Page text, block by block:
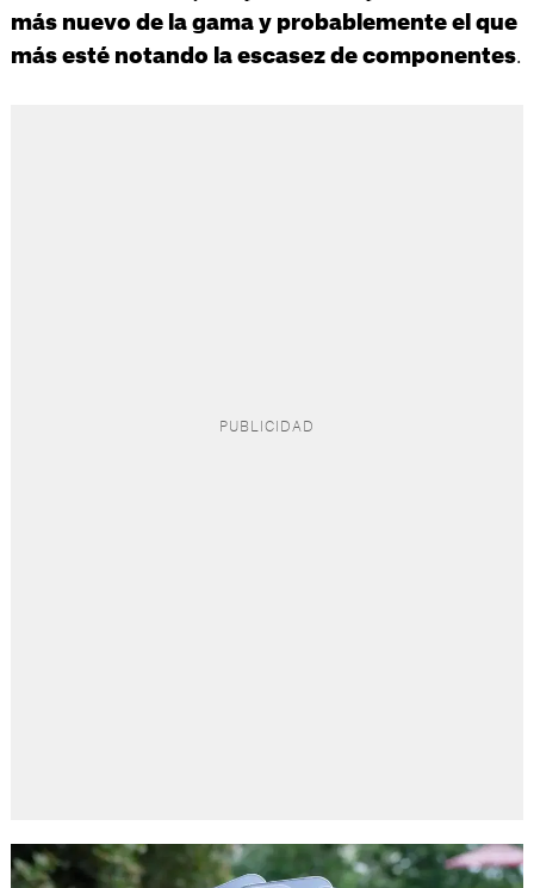
más nuevo de la gama y probablemente el que
más esté notando la escasez de componentes.